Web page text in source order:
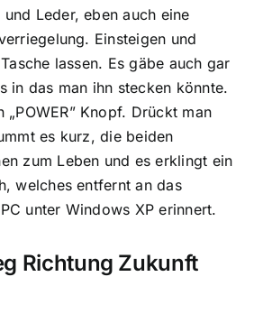
Leder, eben auch eine
Einsteigen und
lassen. Es gäbe auch gar
in das man ihn stecken könnte.
„POWER” Knopf. Drückt man
es kurz, die beiden
zum Leben und es erklingt ein
welches entfernt an das
unter Windows XP erinnert.
Richtung Zukunft